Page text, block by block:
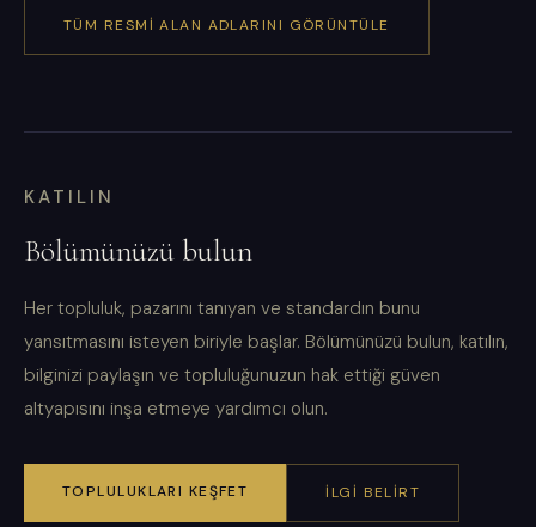
TÜM RESMI ALAN ADLARINI GÖRÜNTÜLE
KATILIN
Bölümünüzü bulun
Her topluluk, pazarını tanıyan ve standardın bunu
yansıtmasını isteyen biriyle başlar. Bölümünüzü bulun, katılın,
bilginizi paylaşın ve topluluğunuzun hak ettiği güven
altyapısını inşa etmeye yardımcı olun.
TOPLULUKLARI KEŞFET İLGI BELIRT